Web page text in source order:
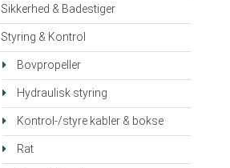
Sikkerhed & Badestiger
Styring & Kontrol
Bovpropeller
Hydraulisk styring
Kontrol-/styre kabler & bokse
Rat